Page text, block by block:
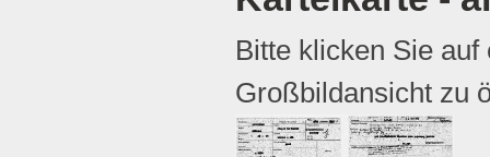
Bitte klicken Sie
Großbildansicht zu